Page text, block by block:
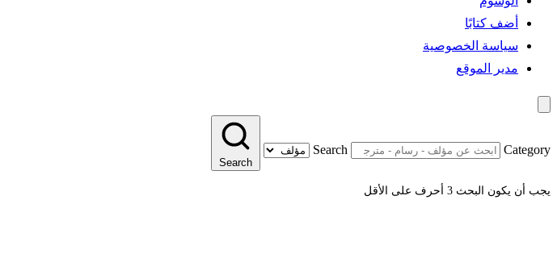
أضف كتابًا
سياسة الخصوصية
مدير الموقع
Search Category
Search
يجب أن يكون البحث 3 أحرف على الأقل